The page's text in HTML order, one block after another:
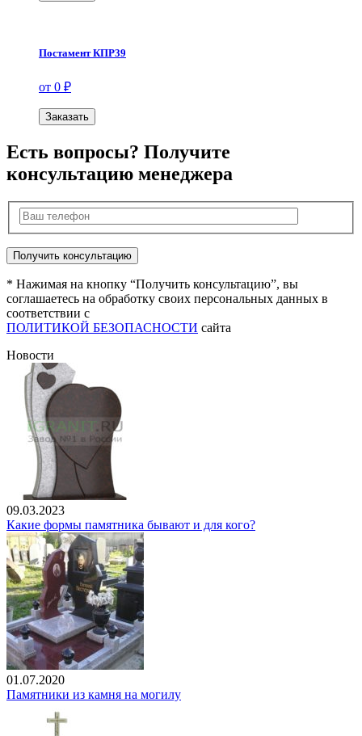
Постамент КПР39
от 0 ₽
Заказать
Есть вопросы? Получите
консультацию менеджера
* Нажимая на кнопку “Получить консультацию”, вы
соглашаетесь на обработку своих персональных данных в
соответствии с
ПОЛИТИКОЙ БЕЗОПАСНОСТИ сайта
Новости
09.03.2023
Какие формы памятника бывают и для кого?
01.07.2020
Памятники из камня на могилу